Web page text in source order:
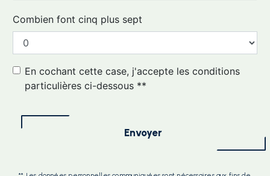
Combien font cinq plus sept
En cochant cette case, j'accepte les conditions
particulières ci-dessous **
Envoyer